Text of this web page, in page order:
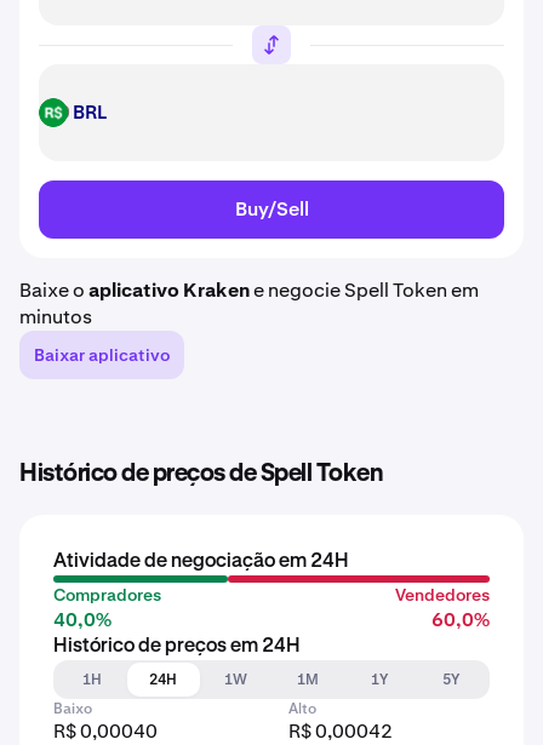
BRL BRL
Buy/Sell
Baixe oaplicativo Krakene negocie Spell Token em
minutos
Baixar aplicativo
Histórico de preços de Spell Token
Atividade de negociação em 24H
Compradores
40,0%
Vendedores
60,0%
Histórico de preços em 24H
1H
24H 1W 1M 1Y
5Y
Baixo
R$ 0,00040
Alto
R$ 0,00042